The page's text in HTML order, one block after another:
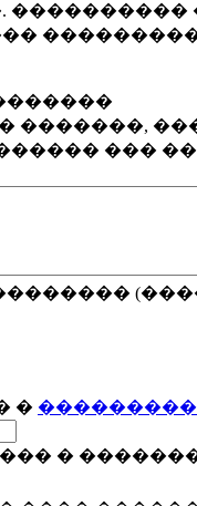
����������
�������,
���
�
�